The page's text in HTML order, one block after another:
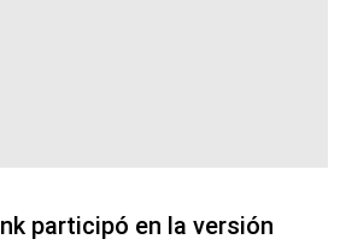
participó en la versión